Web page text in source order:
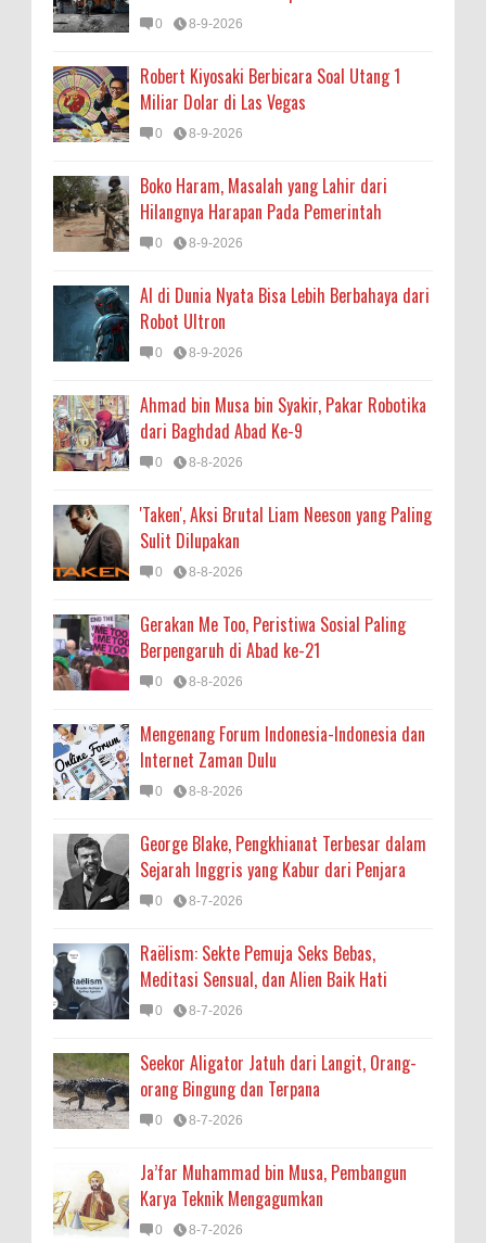
0 8-9-2026
Robert Kiyosaki Berbicara Soal Utang 1
Miliar Dolar di Las Vegas
0 8-9-2026
Boko Haram, Masalah yang Lahir dari
Hilangnya Harapan Pada Pemerintah
0 8-9-2026
AI di Dunia Nyata Bisa Lebih Berbahaya dari
Robot Ultron
0 8-9-2026
Ahmad bin Musa bin Syakir, Pakar Robotika
dari Baghdad Abad Ke-9
0 8-8-2026
'Taken', Aksi Brutal Liam Neeson yang Paling
Sulit Dilupakan
0 8-8-2026
Gerakan Me Too, Peristiwa Sosial Paling
Berpengaruh di Abad ke-21
0 8-8-2026
Mengenang Forum Indonesia-Indonesia dan
Internet Zaman Dulu
0 8-8-2026
George Blake, Pengkhianat Terbesar dalam
Sejarah Inggris yang Kabur dari Penjara
0 8-7-2026
Raëlism: Sekte Pemuja Seks Bebas,
Meditasi Sensual, dan Alien Baik Hati
0 8-7-2026
Seekor Aligator Jatuh dari Langit, Orang-
orang Bingung dan Terpana
0 8-7-2026
Ja’far Muhammad bin Musa, Pembangun
Karya Teknik Mengagumkan
0 8-7-2026